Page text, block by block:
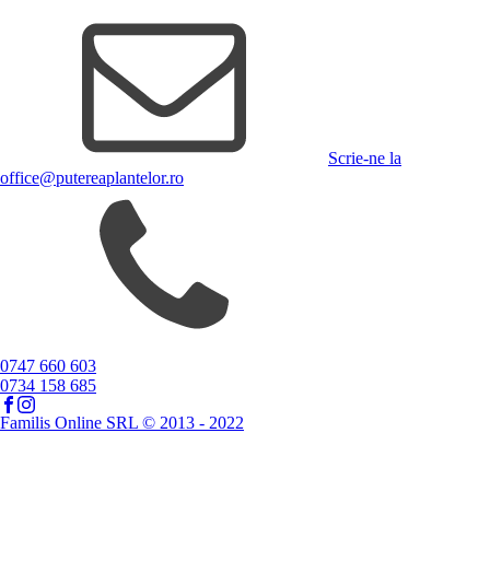
Scrie-ne la
office@putereaplantelor.ro
0747 660 603
0734 158 685
Familis Online SRL © 2013 - 2022